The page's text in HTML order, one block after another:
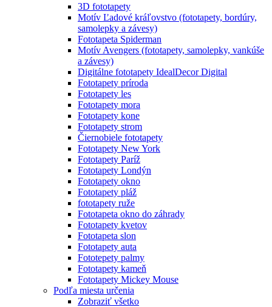
3D fototapety
Motív Ľadové kráľovstvo (fototapety, bordúry,
samolepky a závesy)
Fototapeta Spiderman
Motív Avengers (fototapety, samolepky, vankúše
a závesy)
Digitálne fototapety IdealDecor Digital
Fototapety príroda
Fototapety les
Fototapety mora
Fototapety kone
Fototapety strom
Čiernobiele fototapety
Fototapety New York
Fototapety Paríž
Fototapety Londýn
Fototapety okno
Fototapety pláž
fototapety ruže
Fototapeta okno do záhrady
Fototapety kvetov
Fototapeta slon
Fototapety auta
Fototepety palmy
Fototapety kameň
Fototapety Mickey Mouse
Podľa miesta určenia
Zobraziť všetko